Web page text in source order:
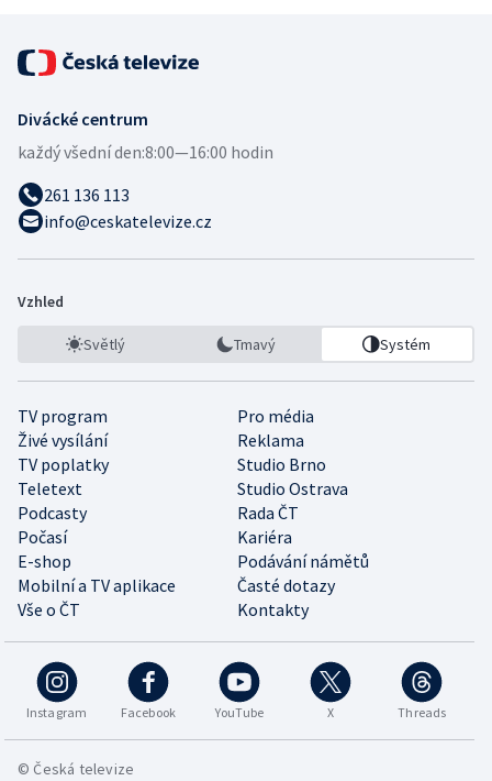
Divácké centrum
každý všední den:8:00—16:00 hodin
261 136 113
info@ceskatelevize.cz
Vzhled
Světlý Tmavý Systém
TV program
Pro média
Živé vysílání
Reklama
TV poplatky
Studio Brno
Teletext
Studio Ostrava
Podcasty
Rada ČT
Počasí
Kariéra
E-shop
Podávání námětů
Mobilní a TV aplikace
Časté dotazy
Vše o ČT
Kontakty
Instagram Facebook YouTube X Threads
© Česká televize